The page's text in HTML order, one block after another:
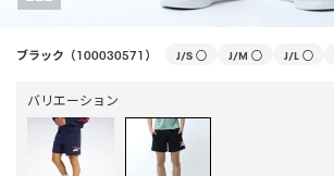
ブラック（100030571） J/S ○ J/M ○ J/L ○
バリエーション